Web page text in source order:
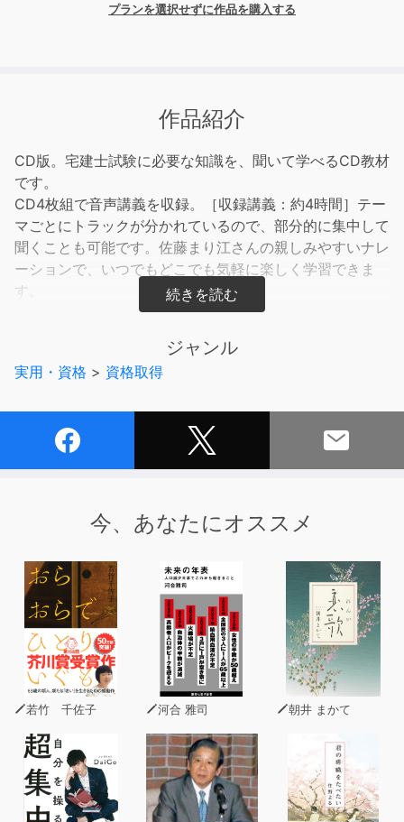
プランを選択せずに作品を購入する
作品紹介
CD版。宅建士試験に必要な知識を、聞いて学べるCD教材
です。
CD4枚組で音声講義を収録。［収録講義：約4時間］テー
マごとにトラックが分かれているので、部分的に集中して
聞くことも可能です。佐藤まり江さんの親しみやすいナレ
ーションで、いつでもどこでも気軽に楽しく学習できま
す。
本巻は「宅建業法」編です。
ジャンル
実用・資格 > 資格取得
今、あなたにオススメ
若竹 千佐子 河合 雅司 朝井 まかて